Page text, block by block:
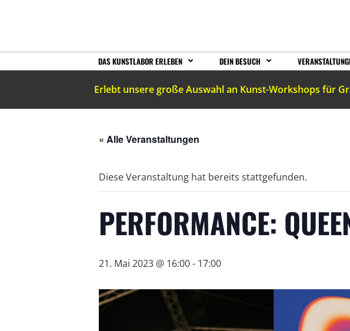
DAS KUNSTLABOR ERLEBEN DEIN BESUCH
Erlebt unsere große Auswahl an Kunst-Workshops für
« Alle Veranstaltungen
Diese Veranstaltung hat bereits stattgefunden.
PERFORMANCE:
21. Mai 2023 @ 16:00- 17:00